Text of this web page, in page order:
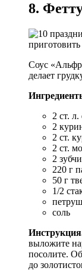
8.
Соус
делает
2 ст.
2
2 ст.
2 ст.
2
220 г
50 г
1/2
соль
выложите
посолите.
до